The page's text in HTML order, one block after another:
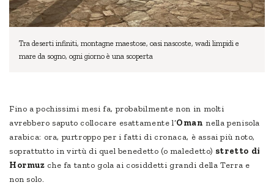
Tra deserti infiniti, montagne maestose, oasi nascoste, wadi limpidi e
mare da sogno, ogni giorno è una scoperta
Fino a pochissimi mesi fa, probabilmente non in molti
avrebbero saputo collocare esattamente l’Oman nella penisola
arabica: ora, purtroppo per i fatti di cronaca, è assai più noto,
soprattutto in virtù di quel benedetto (o maledetto) stretto di
Hormuz che fa tanto gola ai cosiddetti grandi della Terra e
non solo.